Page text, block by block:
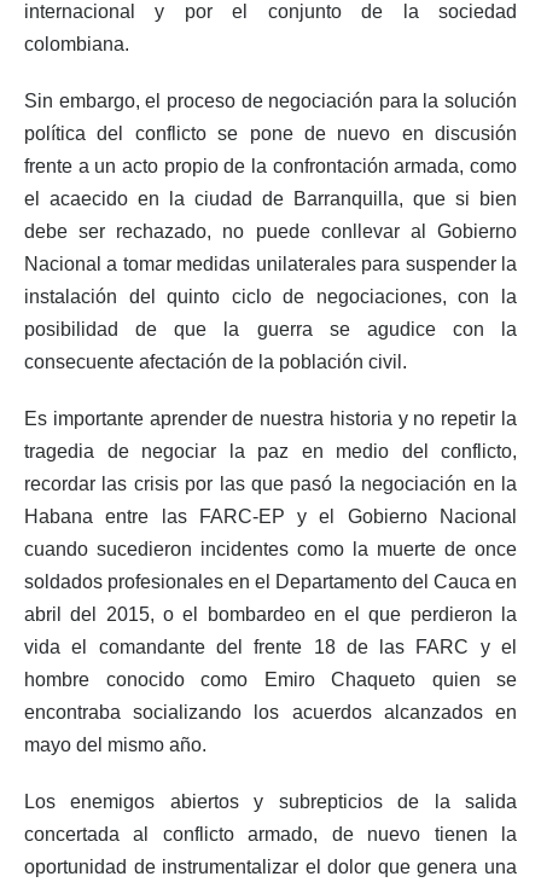
internacional y por el conjunto de la sociedad
colombiana.
Sin embargo, el proceso de negociación para la solución
política del conflicto se pone de nuevo en discusión
frente a un acto propio de la confrontación armada, como
el acaecido en la ciudad de Barranquilla, que si bien
debe ser rechazado, no puede conllevar al Gobierno
Nacional a tomar medidas unilaterales para suspender la
instalación del quinto ciclo de negociaciones, con la
posibilidad de que la guerra se agudice con la
consecuente afectación de la población civil.
Es importante aprender de nuestra historia y no repetir la
tragedia de negociar la paz en medio del conflicto,
recordar las crisis por las que pasó la negociación en la
Habana entre las FARC-EP y el Gobierno Nacional
cuando sucedieron incidentes como la muerte de once
soldados profesionales en el Departamento del Cauca en
abril del 2015, o el bombardeo en el que perdieron la
vida el comandante del frente 18 de las FARC y el
hombre conocido como Emiro Chaqueto quien se
encontraba socializando los acuerdos alcanzados en
mayo del mismo año.
Los enemigos abiertos y subrepticios de la salida
concertada al conflicto armado, de nuevo tienen la
oportunidad de instrumentalizar el dolor que genera una